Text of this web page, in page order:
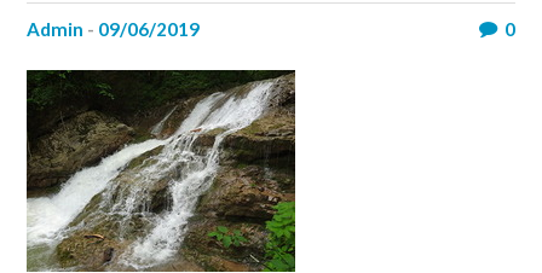
admin - 09/06/2019 0